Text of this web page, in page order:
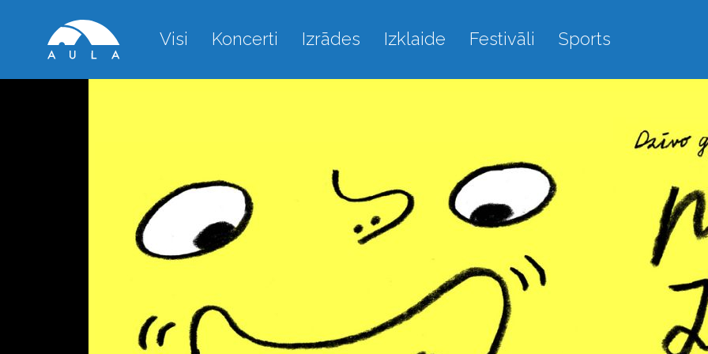
Visi Koncerti Izrādes Izklaide Festivāli Sports